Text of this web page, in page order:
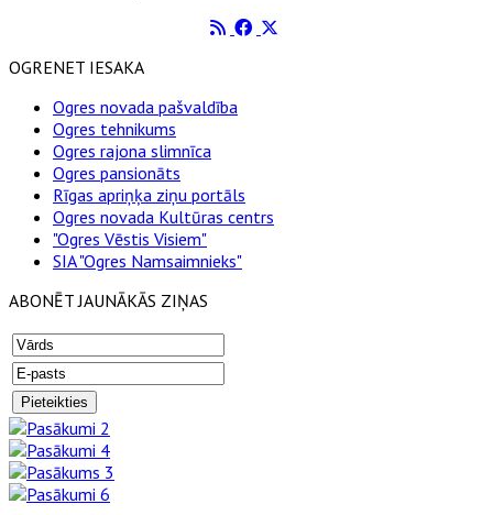
OGRENET IESAKA
Ogres novada pašvaldība
Ogres tehnikums
Ogres rajona slimnīca
Ogres pansionāts
Rīgas apriņķa ziņu portāls
Ogres novada Kultūras centrs
"Ogres Vēstis Visiem"
SIA "Ogres Namsaimnieks"
ABONĒT JAUNĀKĀS ZIŅAS